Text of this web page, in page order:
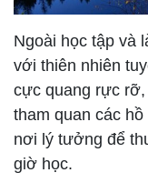
Ngoài học tập và
với thiên nhiên
cực quang rực
tham quan các
nơi lý tưởng để
giờ học.